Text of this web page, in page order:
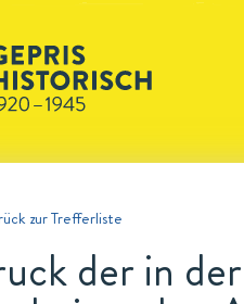
zur Trefferliste
der in